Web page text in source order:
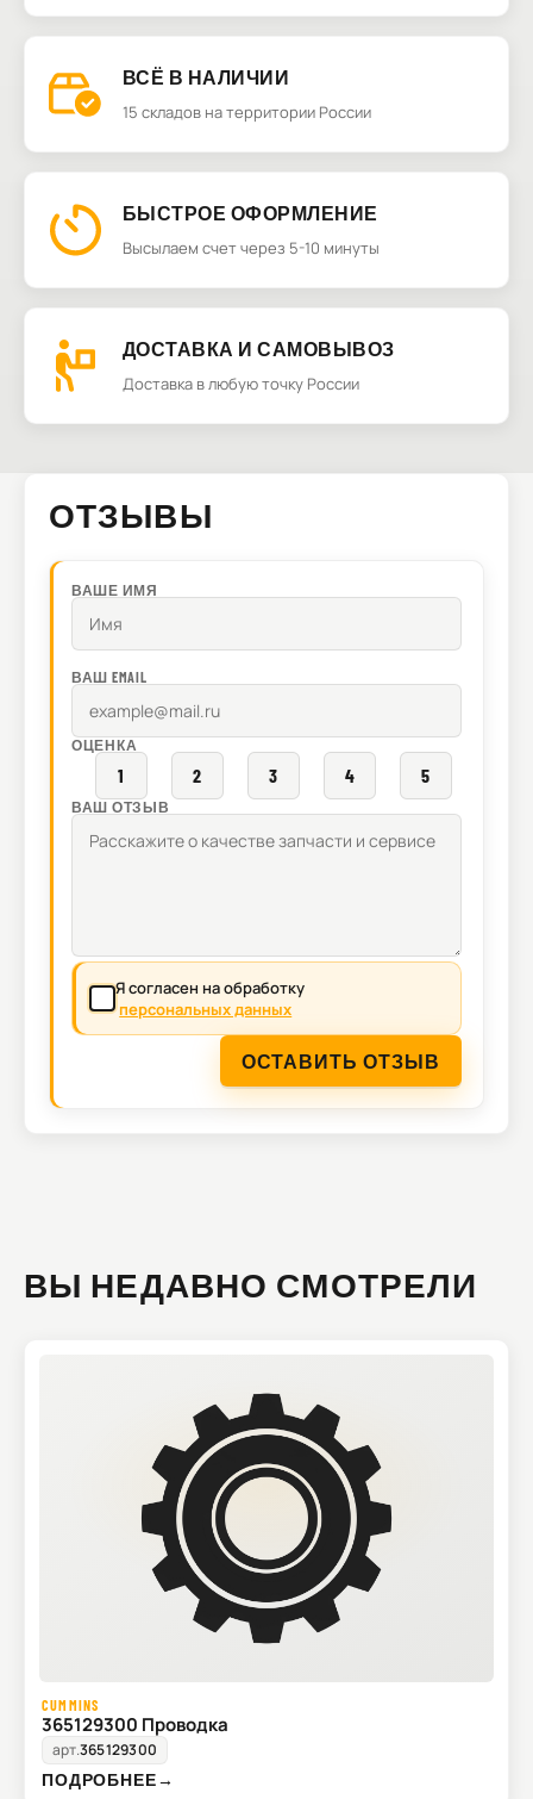
ВСЁ В НАЛИЧИИ
15 складов на территории России
БЫСТРОЕ ОФОРМЛЕНИЕ
Высылаем счет через 5-10 минуты
ДОСТАВКА И САМОВЫВОЗ
Доставка в любую точку России
ОТЗЫВЫ
ВАШЕ ИМЯ
ВАШ EMAIL
ОЦЕНКА
1 2 3 4 5
ВАШ ОТЗЫВ
Я согласен на обработку
персональных данных
ОСТАВИТЬ ОТЗЫВ
ВЫ НЕДАВНО СМОТРЕЛИ
CUMMINS
365129300 Проводка
арт.365129300
ПОДРОБНЕЕ→